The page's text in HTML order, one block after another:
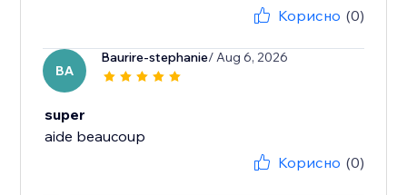
Корисно (0)
BA
Baurire-stephanie/ Aug 6, 2026
super
aide beaucoup
Корисно (0)